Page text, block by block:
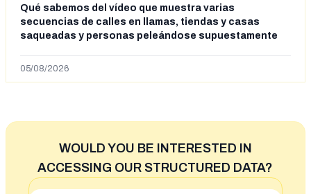
Qué sabemos del vídeo que muestra varias
secuencias de calles en llamas, tiendas y casas
saqueadas y personas peleándose supuestamente
situación irregular a Ceuta
05/08/2026
WOULD YOU BE INTERESTED IN
ACCESSING OUR STRUCTURED DATA?